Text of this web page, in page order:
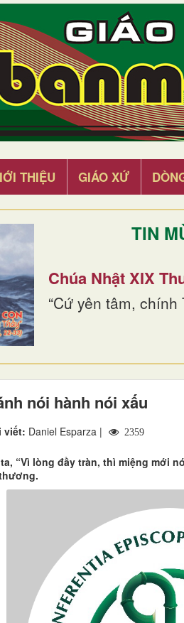
THIỆU GIÁO XỨ
TIN
Chúa Nhật XIX
“Cứ yên tâm,
nói hành nói xấu
viết: Daniel Esparza | 2359
“Vì lòng đầy tràn, thì miệng mới